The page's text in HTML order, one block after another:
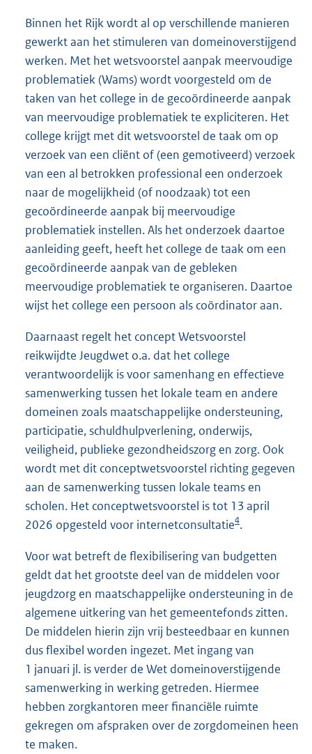
Binnen het Rijk wordt al op verschillende manieren
gewerkt aan het stimuleren van domeinoverstijgend
werken. Met het wetsvoorstel aanpak meervoudige
problematiek (Wams) wordt voorgesteld om de
taken van het college in de gecoördineerde aanpak
van meervoudige problematiek te expliciteren. Het
college krijgt met dit wetsvoorstel de taak om op
verzoek van een cliënt of (een gemotiveerd) verzoek
van een al betrokken professional een onderzoek
naar de mogelijkheid (of noodzaak) tot een
gecoördineerde aanpak bij meervoudige
problematiek instellen. Als het onderzoek daartoe
aanleiding geeft, heeft het college de taak om een
gecoördineerde aanpak van de gebleken
meervoudige problematiek te organiseren. Daartoe
wijst het college een persoon als coördinator aan.
Daarnaast regelt het concept Wetsvoorstel
reikwijdte Jeugdwet o.a. dat het college
verantwoordelijk is voor samenhang en effectieve
samenwerking tussen het lokale team en andere
domeinen zoals maatschappelijke ondersteuning,
participatie, schuldhulpverlening, onderwijs,
veiligheid, publieke gezondheidszorg en zorg. Ook
wordt met dit conceptwetsvoorstel richting gegeven
aan de samenwerking tussen lokale teams en
scholen. Het conceptwetsvoorstel is tot 13 april
2026 opgesteld voor internetconsultatie4.
Voor wat betreft de flexibilisering van budgetten
geldt dat het grootste deel van de middelen voor
jeugdzorg en maatschappelijke ondersteuning in de
algemene uitkering van het gemeentefonds zitten.
De middelen hierin zijn vrij besteedbaar en kunnen
dus flexibel worden ingezet. Met ingang van
1 januari jl. is verder de Wet domeinoverstijgende
samenwerking in werking getreden. Hiermee
hebben zorgkantoren meer financiële ruimte
gekregen om afspraken over de zorgdomeinen heen
te maken.